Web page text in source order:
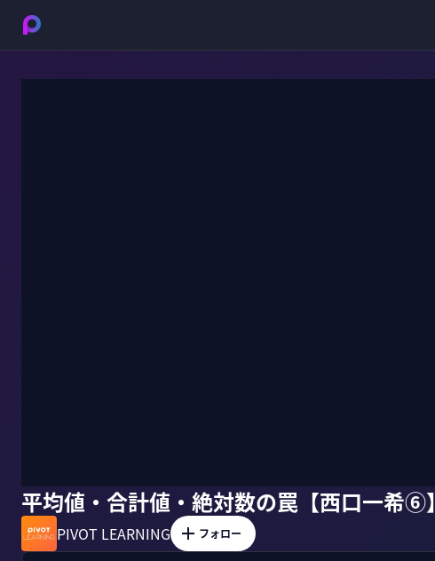
平均値・合計値・絶対数の罠【西口一希⑥】
PIVOT LEARNING フォロー